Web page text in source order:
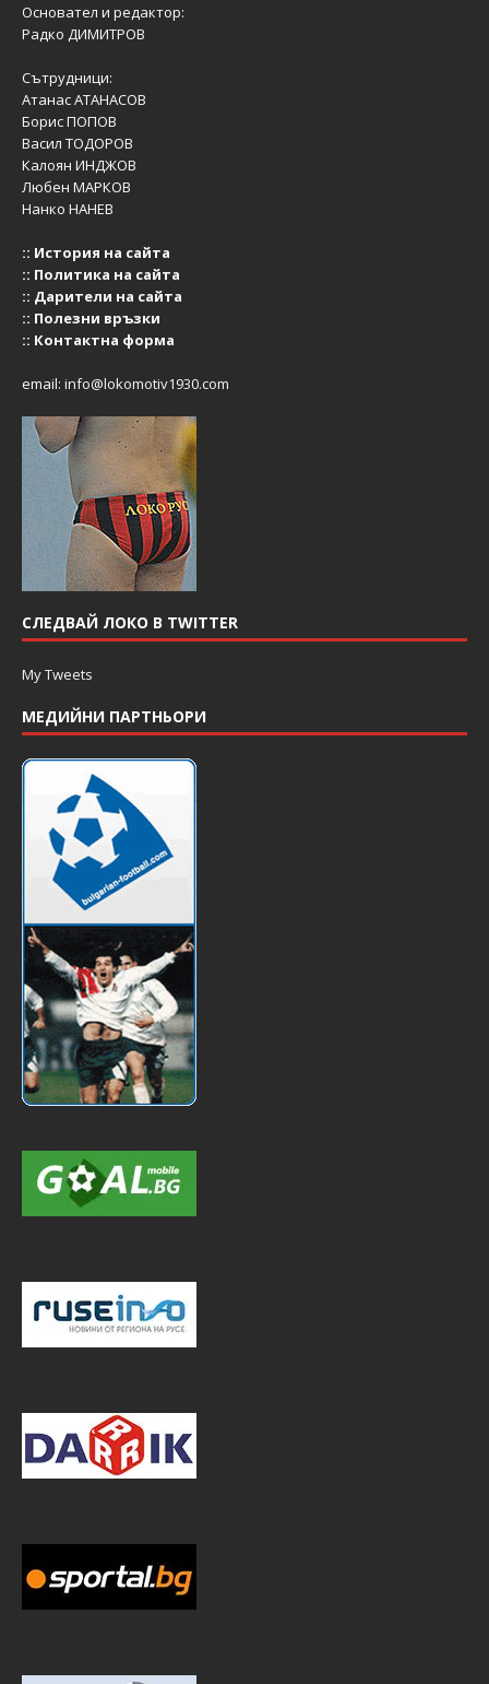
Основател и редактор:
Радко ДИМИТРОВ
Сътрудници:
Атанас АТАНАСОВ
Борис ПОПОВ
Васил ТОДОРОВ
Калоян ИНДЖОВ
Любен МАРКОВ
Нанко НАНЕВ
:: История на сайта
:: Политика на сайта
:: Дарители на сайта
:: Полезни връзки
:: Контактна форма
email: info@lokomotiv1930.com
СЛЕДВАЙ ЛОКО В TWITTER
My Tweets
МЕДИЙНИ ПАРТНЬОРИ